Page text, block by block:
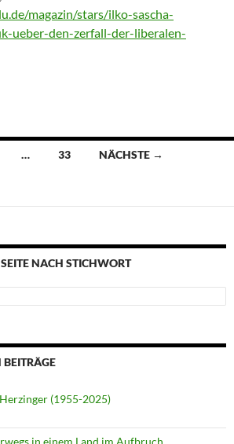
magazin/stars/ilko-sascha-
ueber-den-zerfall-der-liberalen-
… 33 NÄCHSTE →
NACH STICHWORT
(1955-2025)
in einem Land im Aufbruch